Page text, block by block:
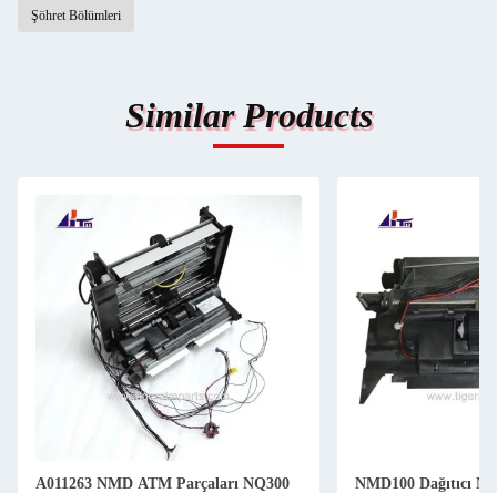
Şöhret Bölümleri
Similar Products
A011263 NMD ATM Parçaları NQ300
NMD100 Dağıtıcı